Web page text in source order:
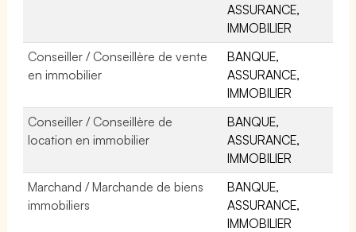
ASSURANCE,
IMMOBILIER
Conseiller / Conseillère de vente
en immobilier
BANQUE,
ASSURANCE,
IMMOBILIER
Conseiller / Conseillère de
location en immobilier
BANQUE,
ASSURANCE,
IMMOBILIER
Marchand / Marchande de biens
immobiliers
BANQUE,
ASSURANCE,
IMMOBILIER